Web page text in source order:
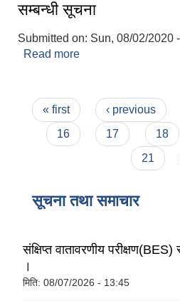
सम्बन्धी सूचना
Submitted on: Sun, 08/02/2020
Read more
Pages
« first ‹ previous
16
17 18
21
सूचना तथा समाचार
संक्षिप्त वातावरणीय
।
मिति: 08/07/2026 - 13:45